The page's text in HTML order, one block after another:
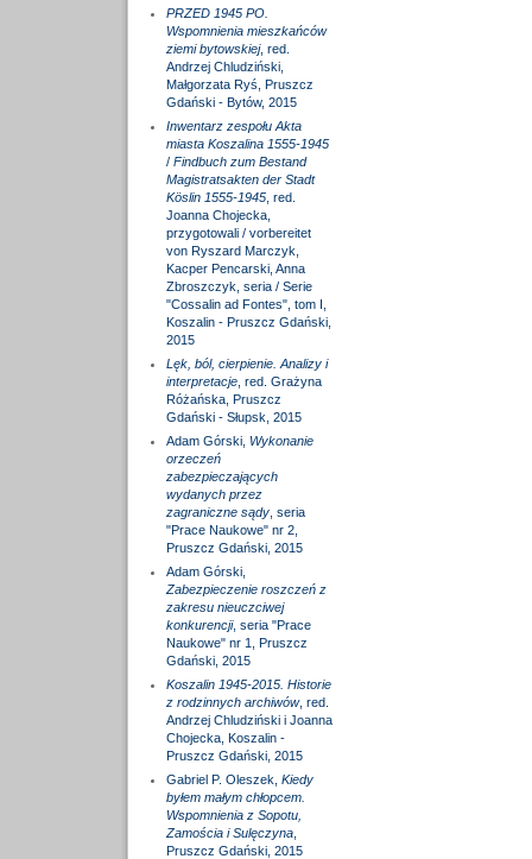
PRZED 1945 PO.
Wspomnienia mieszkańców
ziemi bytowskiej, red.
Andrzej Chludziński,
Małgorzata Ryś, Pruszcz
Gdański - Bytów, 2015
Inwentarz zespołu Akta
miasta Koszalina 1555-1945
/ Findbuch zum Bestand
Magistratsakten der Stadt
Köslin 1555-1945, red.
Joanna Chojecka,
przygotowali / vorbereitet
von Ryszard Marczyk,
Kacper Pencarski, Anna
Zbroszczyk, seria / Serie
"Cossalin ad Fontes", tom I,
Koszalin - Pruszcz Gdański,
2015
Lęk, ból, cierpienie. Analizy i
interpretacje, red. Grażyna
Różańska, Pruszcz
Gdański - Słupsk, 2015
Adam Górski, Wykonanie
orzeczeń
zabezpieczających
wydanych przez
zagraniczne sądy, seria
"Prace Naukowe" nr 2,
Pruszcz Gdański, 2015
Adam Górski,
Zabezpieczenie roszczeń z
zakresu nieuczciwej
konkurencji, seria "Prace
Naukowe" nr 1, Pruszcz
Gdański, 2015
Koszalin 1945-2015. Historie
z rodzinnych archiwów, red.
Andrzej Chludziński i Joanna
Chojecka, Koszalin -
Pruszcz Gdański, 2015
Gabriel P. Oleszek, Kiedy
byłem małym chłopcem.
Wspomnienia z Sopotu,
Zamościa i Sulęczyna,
Pruszcz Gdański, 2015